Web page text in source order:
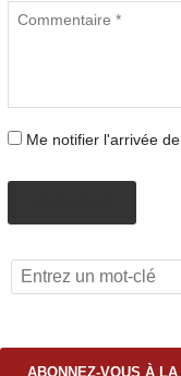
Me notifier l'arrivée
ABONNEZ-VOUS À